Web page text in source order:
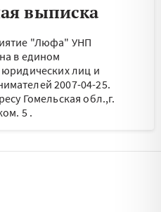
выписка
"Люфа" УНП
в едином
юридических лиц и
2007-04-25.
Гомельская обл.,г.
5.